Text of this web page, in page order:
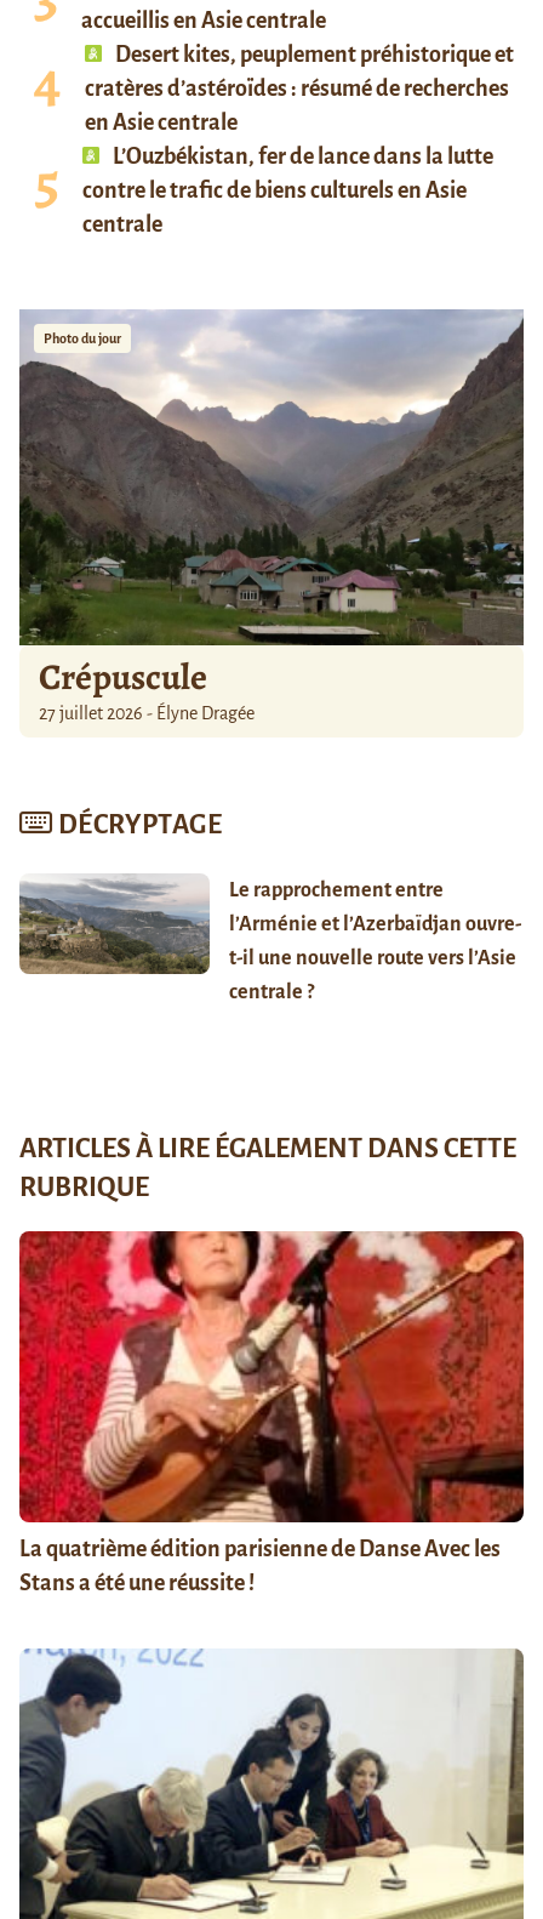
accueillis en Asie centrale
Desert kites, peuplement préhistorique et
cratères d’astéroïdes : résumé de recherches
en Asie centrale
L’Ouzbékistan, fer de lance dans la lutte
contre le trafic de biens culturels en Asie
centrale
Photo du jour
Crépuscule
27 juillet 2026 - Élyne Dragée
DÉCRYPTAGE
Le rapprochement entre
l’Arménie et l’Azerbaïdjan ouvre-
t-il une nouvelle route vers l’Asie
centrale ?
ARTICLES À LIRE ÉGALEMENT DANS CETTE
RUBRIQUE
La quatrième édition parisienne de Danse Avec les
Stans a été une réussite !